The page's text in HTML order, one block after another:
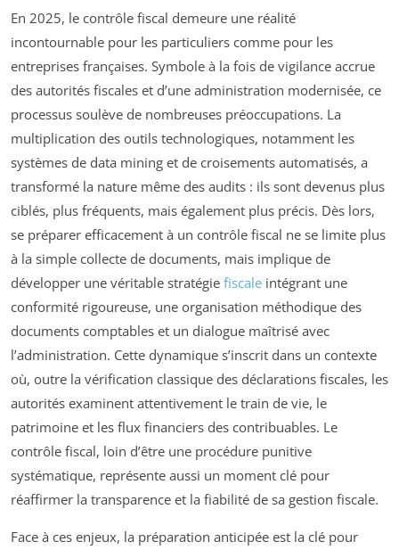
En 2025, le contrôle fiscal demeure une réalité
incontournable pour les particuliers comme pour les
entreprises françaises. Symbole à la fois de vigilance accrue
des autorités fiscales et d’une administration modernisée, ce
processus soulève de nombreuses préoccupations. La
multiplication des outils technologiques, notamment les
systèmes de data mining et de croisements automatisés, a
transformé la nature même des audits : ils sont devenus plus
ciblés, plus fréquents, mais également plus précis. Dès lors,
se préparer efficacement à un contrôle fiscal ne se limite plus
à la simple collecte de documents, mais implique de
développer une véritable stratégie fiscale intégrant une
conformité rigoureuse, une organisation méthodique des
documents comptables et un dialogue maîtrisé avec
l’administration. Cette dynamique s’inscrit dans un contexte
où, outre la vérification classique des déclarations fiscales, les
autorités examinent attentivement le train de vie, le
patrimoine et les flux financiers des contribuables. Le
contrôle fiscal, loin d’être une procédure punitive
systématique, représente aussi un moment clé pour
réaffirmer la transparence et la fiabilité de sa gestion fiscale.
Face à ces enjeux, la préparation anticipée est la clé pour